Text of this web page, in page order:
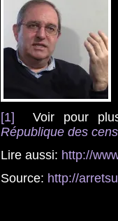
[1] Voir pour
République des
Lire aussi: http://
Source: http://